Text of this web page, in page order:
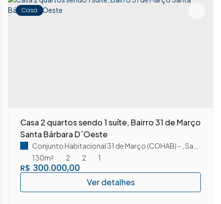
Casa
Casa 2 quartos sendo 1 suíte, Bairro 31 de Março
Santa Bárbara D´Oeste
R$ 300.000,00
Conjunto Habitacional 31 de Março (COHAB)
Santa Bárbara D'Oeste
2
2
130m² 1